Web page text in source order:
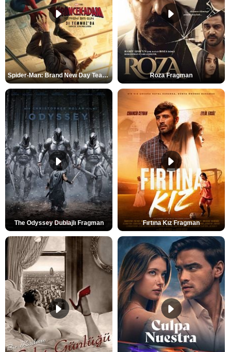
Spider-Man: Brand New Day Teaser Roza Fragman
The Odyssey Dublajlı Fragman Fırtına Kız Fragman